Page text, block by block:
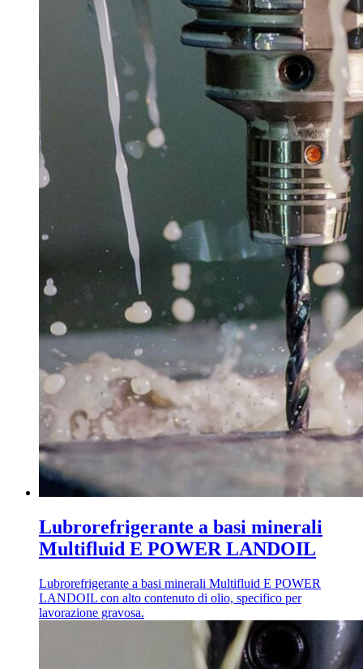
Lubrorefrigerante a basi minerali
Multifluid E POWER LANDOIL
Lubrorefrigerante a basi minerali Multifluid E POWER
LANDOIL con alto contenuto di olio, specifico per
lavorazione gravosa.